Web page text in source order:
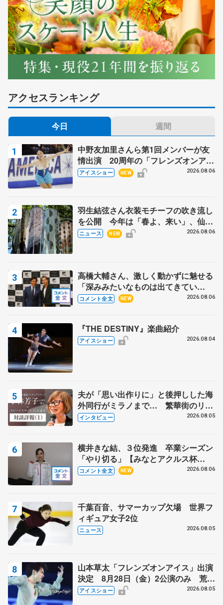
アクセスランキング
今日 週間
中野友加里さんら第1回メンバーが友
情出演 20周年の「フレンズオンアイ
ス」 宮本賢二さん、有川梨絵さん、
アイスショー NEW 2026.08.06
羽生結弦さん衣装モチーフの吹き流し
を公開 今年は「春よ、来い」、仙台
の瑞鳳殿
ニュース NEW 2026.08.06
高橋大輔さん、激しく動かずに魅せる
「深みみたいなものは出てきてい
る？」 〝兄さん〟と慕うレジェンド
コメント全文 NEW 2026.08.06
『THE DESTINY』楽曲紹介
アイスショー 2026.08.04
夫が「思い出作りに」と後押しした海
外同行がミラノまで… 繁華街のリン
クでは不良のお兄さんも味方に 小林
インタビュー 2026.08.05
横井きな結、３位発進 卒業シーズン
「やり切る」【みなとアクルス杯
SP】
コメント全文 NEW 2026.08.06
千葉百音、サマーカップ欠場 世界フ
ィギュア女子2位
ニュース 2026.08.05
山本草太「フレンズオンアイス」出演
決定 8月28日（金）2公演のみ 荒川
静香さんプロデュース、20周年のアイ
アイスショー 2026.08.05